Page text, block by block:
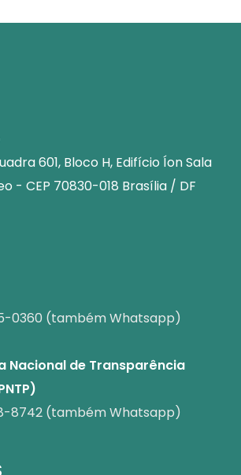
601, Bloco H, Edifício Íon Sala
- CEP 70830-018 Brasília / DF
0360 (também Whatsapp)
Nacional de Transparência
8742 (também Whatsapp)